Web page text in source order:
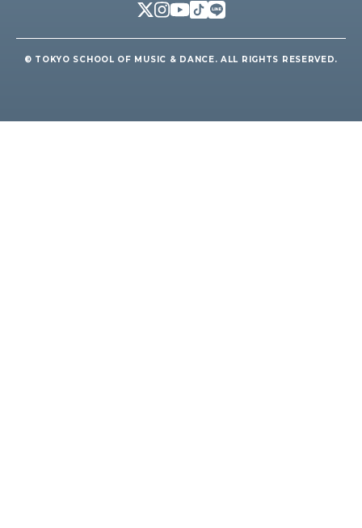
© TOKYO SCHOOL OF MUSIC & DANCE. ALL RIGHTS RESERVED.